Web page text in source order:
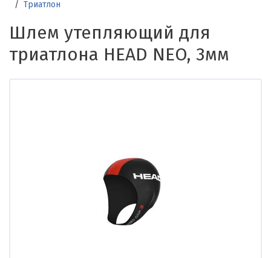
навигации
Триатлон
Шлем утепляющий для
триатлона HEAD NEO, 3мм